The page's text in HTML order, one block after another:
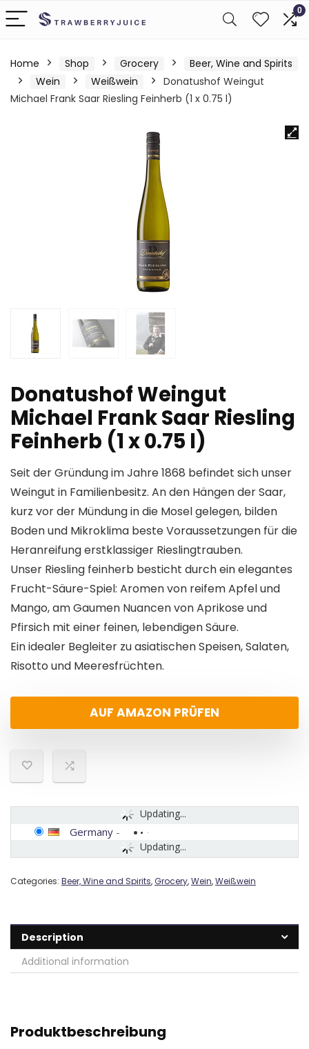
0
Home Shop Grocery
Beer, Wine and Spirits
Wein
Weißwein
Donatushof Weingut
Michael Frank Saar Riesling Feinherb (1 x 0.75 l)
Donatushof Weingut
Michael Frank Saar Riesling
Feinherb (1 x 0.75 l)
Seit der Gründung im Jahre 1868 befindet sich unser
Weingut in Familienbesitz. An den Hängen der Saar,
kurz vor der Mündung in die Mosel gelegen, bilden
Boden und Mikroklima beste Voraussetzungen für die
Heranreifung erstklassiger Rieslingtrauben.
Unser Riesling feinherb besticht durch ein elegantes
Frucht-Säure-Spiel: Aromen von reifem Apfel und
Mango, am Gaumen Nuancen von Aprikose und
Pfirsich mit einer feinen, lebendigen Säure.
Ein idealer Begleiter zu asiatischen Speisen, Salaten,
Risotto und Meeresfrüchten.
AUF AMAZON PRÜFEN
Updating...
Updating...
Germany -
Categories: Beer, Wine and Spirits,Grocery,Wein,Weißwein
Description
Additional information
Produktbeschreibung